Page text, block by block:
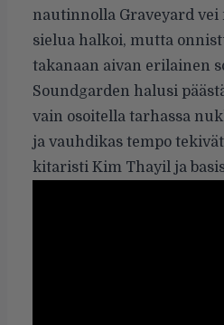
nautinnolla Graveyard
sielua halkoi, mutta
takanaan aivan erilainen
Soundgarden halusi
vain osoitella tarhassa
ja vauhdikas tempo
kitaristi Kim Thayil ja